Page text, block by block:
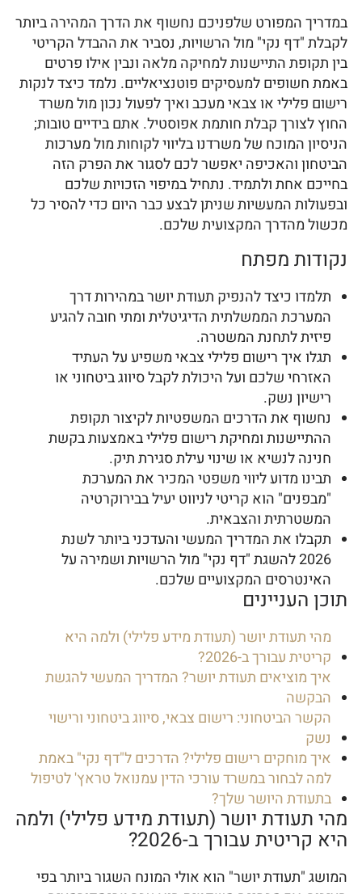
במדריך המפורט שלפניכם נחשוף את הדרך המהירה ביותר
לקבלת "דף נקי" מול הרשויות, נסביר את ההבדל הקריטי
בין תקופת התיישנות למחיקה מלאה ונבין אילו פרטים
באמת חשופים למעסיקים פוטנציאליים. נלמד כיצד לנקות
רישום פלילי או צבאי מעכב ואיך לפעול נכון מול משרד
החוץ לצורך קבלת חותמת אפוסטיל. אתם בידיים טובות;
הניסיון המוכח של משרדנו בליווי לקוחות מול מערכות
הביטחון והאכיפה יאפשר לכם לסגור את הפרק הזה
בחייכם אחת ולתמיד. נתחיל במיפוי הזכויות שלכם
ובפעולות המעשיות שניתן לבצע כבר היום כדי להסיר כל
מכשול מהדרך המקצועית שלכם.
נקודות מפתח
תלמדו כיצד להנפיק תעודת יושר במהירות דרך
המערכת הממשלתית הדיגיטלית ומתי חובה להגיע
פיזית לתחנת המשטרה.
תגלו איך רישום פלילי צבאי משפיע על העתיד
האזרחי שלכם ועל היכולת לקבל סיווג ביטחוני או
רישיון נשק.
נחשוף את הדרכים המשפטיות לקיצור תקופת
ההתיישנות ומחיקת רישום פלילי באמצעות בקשת
חנינה לנשיא או שינוי עילת סגירת תיק.
תבינו מדוע ליווי משפטי המכיר את המערכת
"מבפנים" הוא קריטי לניווט יעיל בבירוקרטיה
המשטרתית והצבאית.
תקבלו את המדריך המעשי והעדכני ביותר לשנת
2026 להשגת "דף נקי" מול הרשויות ושמירה על
האינטרסים המקצועיים שלכם.
תוכן העניינים
מהי תעודת יושר (תעודת מידע פלילי) ולמה היא
קריטית עבורך ב-2026?
איך מוציאים תעודת יושר? המדריך המעשי להגשת
הבקשה
הקשר הביטחוני: רישום צבאי, סיווג ביטחוני ורישוי
נשק
איך מוחקים רישום פלילי? הדרכים ל"דף נקי" באמת
למה לבחור במשרד עורכי הדין עמנואל טראץ' לטיפול
בתעודת היושר שלך?
מהי תעודת יושר (תעודת מידע פלילי) ולמה
היא קריטית עבורך ב-2026?
המושג "תעודת יושר" הוא אולי המונח השגור ביותר בפי